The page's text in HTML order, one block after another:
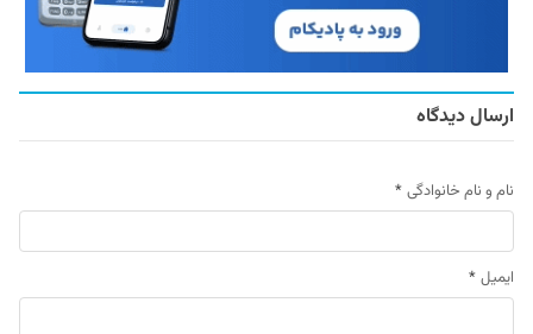
ارسال دیدگاه
نام و نام خانوادگی *
ایمیل *